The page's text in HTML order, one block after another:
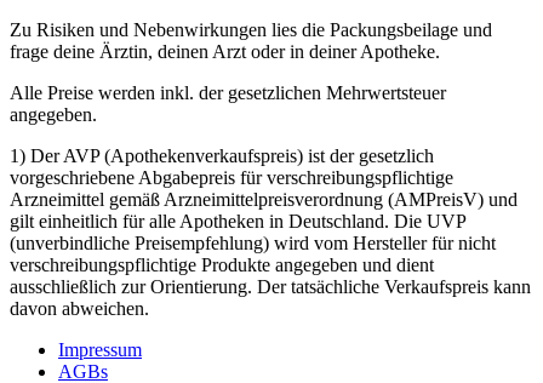
Zu Risiken und Nebenwirkungen lies die Packungsbeilage und
frage deine Ärztin, deinen Arzt oder in deiner Apotheke.
Alle Preise werden inkl. der gesetzlichen Mehrwertsteuer
angegeben.
1) Der AVP (Apothekenverkaufspreis) ist der gesetzlich
vorgeschriebene Abgabepreis für verschreibungspflichtige
Arzneimittel gemäß Arzneimittelpreisverordnung (AMPreisV) und
gilt einheitlich für alle Apotheken in Deutschland. Die UVP
(unverbindliche Preisempfehlung) wird vom Hersteller für nicht
verschreibungspflichtige Produkte angegeben und dient
ausschließlich zur Orientierung. Der tatsächliche Verkaufspreis kann
davon abweichen.
Impressum
AGBs